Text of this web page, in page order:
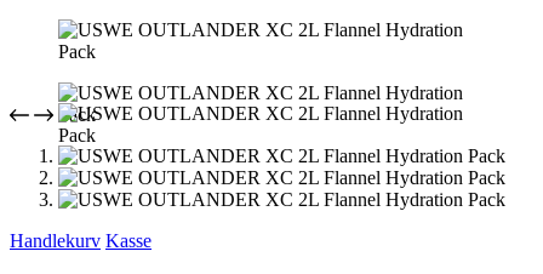
Handlekurv Kasse